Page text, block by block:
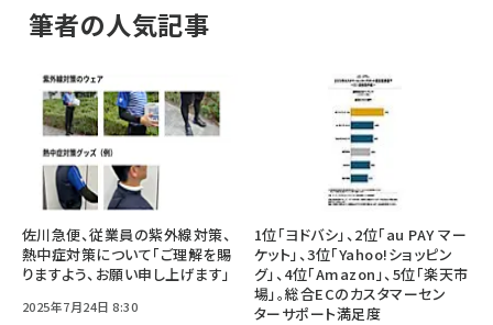
筆者の人気記事
佐川急便、従業員の紫外線対策、
熱中症対策について「ご理解を賜
りますよう、お願い申し上げます」
2025年7月24日 8:30
1位「ヨドバシ」、2位「au PAY マー
ケット」、3位「Yahoo!ショッピン
グ」、4位「Amazon」、5位「楽天市
場」。総合ECのカスタマーセン
ターサポート満足度